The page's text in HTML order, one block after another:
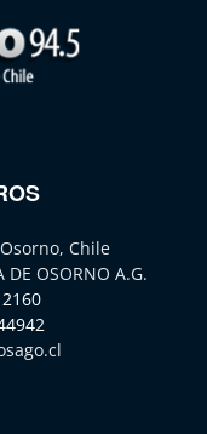
Chile
DE OSORNO A.G.